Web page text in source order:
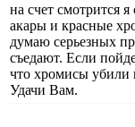
на счет смотрится
акары и красные
думаю серьезных
съедают. Если
что хромисы убили
Удачи Вам.